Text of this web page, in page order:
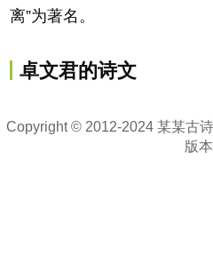
离”为著名。
卓文君的诗文
Copyright © 2012-2024 某某古
版本